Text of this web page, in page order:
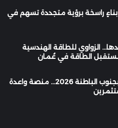
راسخة برؤية متجددة تسهم في
بعدها… الزواوي للطاقة الهندسية
الطاقة في عُمان
ملتقى الفرص الاستثمارية بجنوب الباطنة 2026… منصة واعدة